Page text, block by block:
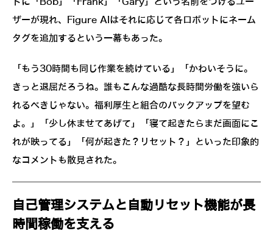
トに「Bob」「Frank」「Gary」という名前をつけるユー
ザーが現れ、Figure AIはそれに応じて各ロボットにネーム
タグを追加するという一幕もあった。
「もう30時間も同じ作業を続けている」「かわいそうに。
きっと退屈だろうね。誰もこんな過酷な長時間労働を強いら
れるべきじゃない。福利厚生と組合のバックアップを望む
よ。」「少し休ませてあげて」「寝て起きたらまだ画面にこ
れが映ってる」「何が起きた？リセット？」といった印象的
なコメントも散見された。
自己管理システムと自動リセット機能が長
時間稼働を支える